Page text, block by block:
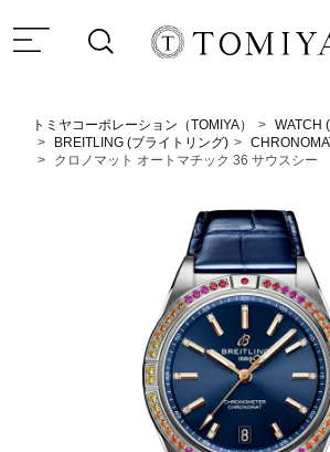
トミヤコーポレーション（TOMIYA）
WATCH
BREITLING (ブライトリング)
クロノマット オートマチック 36 サウスシー